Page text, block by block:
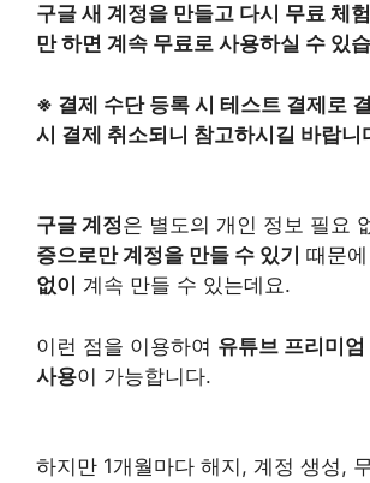
구글 새 계정을 만들고 다시 무료 체
만 하면 계속 무료로 사용하실 수 있
※ 결제 수단 등록 시 테스트 결제로
시 결제 취소되니 참고하시길 바랍니
구글 계정은 별도의 개인 정보 필요
증으로만 계정을 만들 수 있기 때문
없이
계속 만들 수 있는데요.
이런 점을 이용하여 유튜브 프리미
사용이 가능합니다.
하지만 1개월마다 해지, 계정 생성,